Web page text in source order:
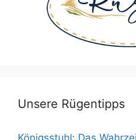
Unsere Rügentipps
Königsstuhl: Das